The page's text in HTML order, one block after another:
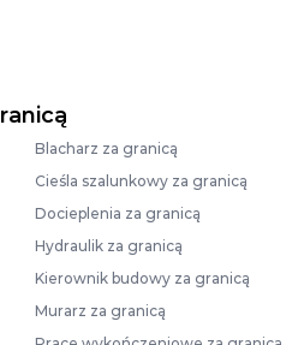
Blacharz za granicą
Cieśla szalunkowy za granicą
Docieplenia za granicą
Hydraulik za granicą
Kierownik budowy za granicą
Murarz za granicą